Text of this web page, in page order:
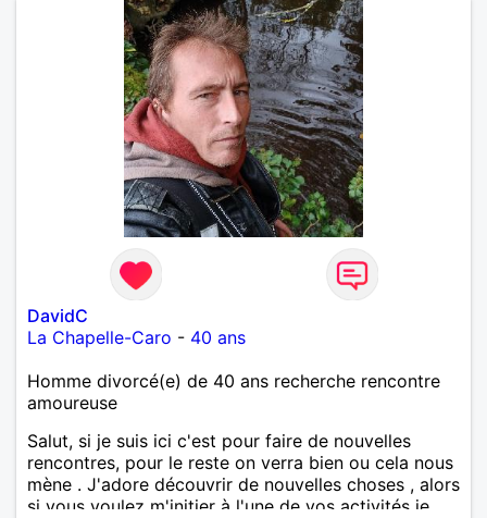
DavidC
La Chapelle-Caro - 40 ans
Homme divorcé(e) de 40 ans recherche rencontre
amoureuse
Salut, si je suis ici c'est pour faire de nouvelles
rencontres, pour le reste on verra bien ou cela nous
mène . J'adore découvrir de nouvelles choses , alors
si vous voulez m'initier à l'une de vos activités je